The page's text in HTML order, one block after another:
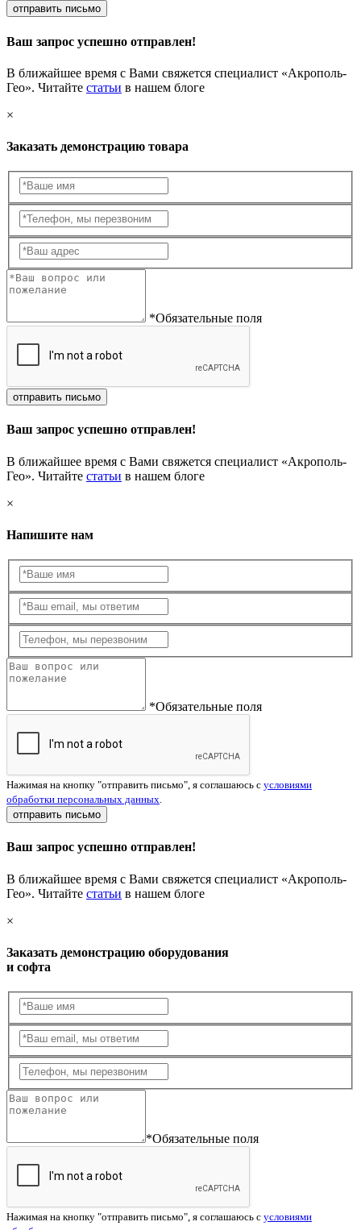
отправить письмо
Ваш запрос успешно отправлен!
В ближайшее время с Вами свяжется специалист «Акрополь-
Гео». Читайте статьи в нашем блоге
×
Заказать демонстрацию товара
*Обязательные поля
отправить письмо
Ваш запрос успешно отправлен!
В ближайшее время с Вами свяжется специалист «Акрополь-
Гео». Читайте статьи в нашем блоге
×
Напишите нам
*Обязательные поля
Нажимая на кнопку "отправить письмо", я соглашаюсь с условиями
обработки персональных данных.
отправить письмо
Ваш запрос успешно отправлен!
В ближайшее время с Вами свяжется специалист «Акрополь-
Гео». Читайте статьи в нашем блоге
×
Заказать демонстрацию оборудования
и софта
*Обязательные поля
Нажимая на кнопку "отправить письмо", я соглашаюсь с условиями